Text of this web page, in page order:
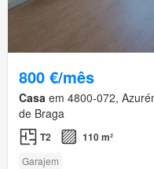
800 €/mês
Casa em 4800-072,
de Braga
T2 110 m²
Garajem